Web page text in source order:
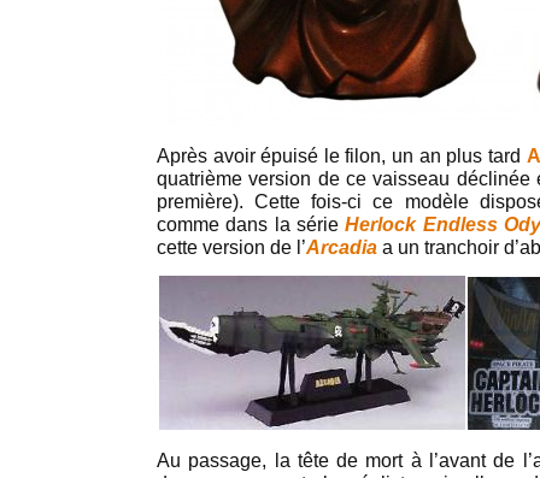
Après avoir épuisé le filon, un an plus tard
quatrième version de ce vaisseau déclinée
première). Cette fois-ci ce modèle
comme dans la sérieHerlock Endless
cette version de l’Arcadia a un tranchoir
Au passage, la tête de mort à l’avant de